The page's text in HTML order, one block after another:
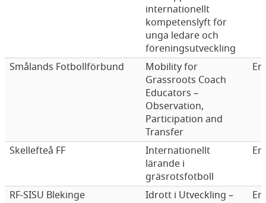
internationellt
kompetenslyft för
unga ledare och
föreningsutveckling
Smålands Fotbollförbund
Mobility for
Grassroots Coach
Educators –
Observation,
Participation and
Transfer
Skellefteå FF
Internationellt
lärande i
gräsrotsfotboll
RF-SISU Blekinge
Idrott i Utveckling –